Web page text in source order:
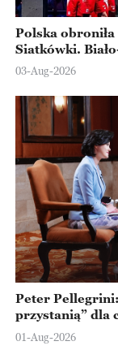
Polska
Siatkówki.
Ningbo
03-Aug-2026
Peter Pellegrini:
przystanią” dla
Europejskiej
01-Aug-2026